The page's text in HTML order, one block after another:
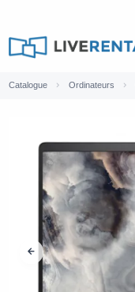
Catalogue Ordinateurs